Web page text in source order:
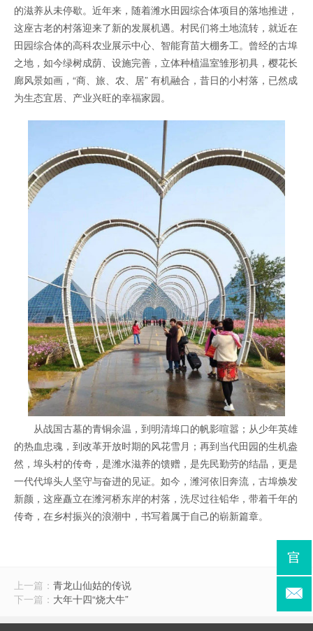
的滋养从未停歇。近年来，随着潍水田园综合体项目的落地推进，
这座古老的村落迎来了新的发展机遇。村民们将土地流转，就近在
田园综合体的高科农业展示中心、智能育苗大棚务工。曾经的古埠
之地，如今绿树成荫、设施完善，立体种植温室雏形初具，樱花长
廊风景如画，“商、旅、农、居” 有机融合，昔日的小村落，已然成
为生态宜居、产业兴旺的幸福家园。
从战国古墓的青铜余温，到明清埠口的帆影喧嚣；从少年英雄
的热血忠魂，到改革开放时期的风花雪月；再到当代田园的生机盎
然，埠头村的传奇，是潍水滋养的馈赠，是先民勤劳的结晶，更是
一代代埠头人坚守与奋进的见证。如今，潍河依旧奔流，古埠焕发
新颜，这座矗立在潍河桥东岸的村落，洗尽过往铅华，带着千年的
传奇，在乡村振兴的浪潮中，书写着属于自己的崭新篇章。
上一篇： 青龙山仙姑的传说
下一篇： 大年十四“烧大牛”